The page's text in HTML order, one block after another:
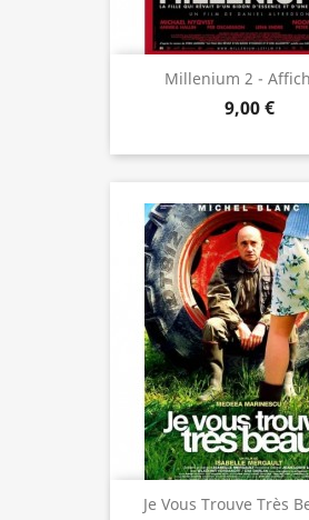
Millenium 2 -
9,00 €
Je Vous Trouve Très